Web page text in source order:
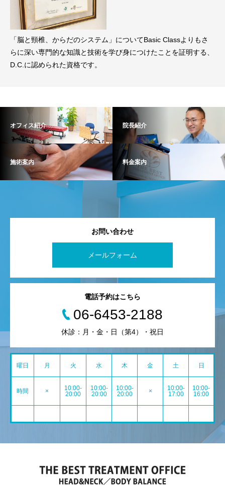
「脳と頸椎、からだのシステム」についてBasic Classよりもさ
らに深い専門的な知識と技術を学び身につけたことを証明する、
D.C.に認められた資格です。
オフィス紹介 院長紹介
施術案内 料金案内
お問い合わせ
メールフォーム
電話予約はこちら
06-6453-2188
休診：月・金・日（第4）・祝日
曜日 月 火 水 木 金 土 日
時間 ×
10:00-
20:00
10:00-
20:00
10:00-
20:00
×
10:00-
17:00
10:00-
16:00